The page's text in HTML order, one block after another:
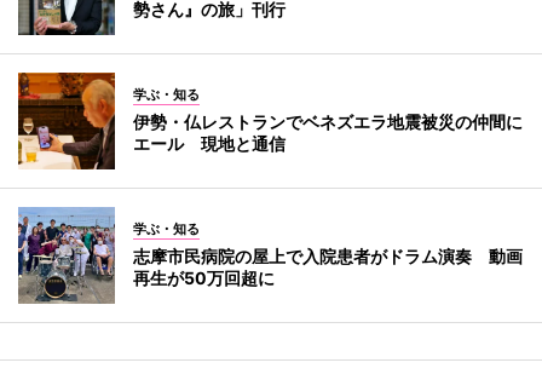
勢さん』の旅」刊行
学ぶ・知る
伊勢・仏レストランでベネズエラ地震被災の仲間に
エール 現地と通信
学ぶ・知る
志摩市民病院の屋上で入院患者がドラム演奏 動画
再生が50万回超に